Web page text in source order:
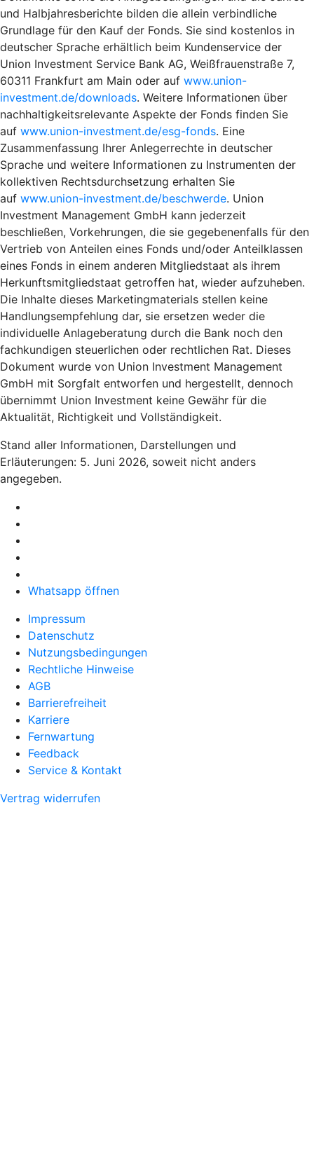
und Halbjahresberichte bilden die allein verbindliche
Grundlage für den Kauf der Fonds. Sie sind kostenlos in
deutscher Sprache erhältlich beim Kundenservice der
Union Investment Service Bank AG, Weißfrauenstraße 7,
60311 Frankfurt am Main oder auf www.union-
investment.de/downloads. Weitere Informationen über
nachhaltigkeitsrelevante Aspekte der Fonds finden Sie
auf www.union-investment.de/esg-fonds. Eine
Zusammenfassung Ihrer Anlegerrechte in deutscher
Sprache und weitere Informationen zu Instrumenten der
kollektiven Rechtsdurchsetzung erhalten Sie
auf www.union-investment.de/beschwerde. Union
Investment Management GmbH kann jederzeit
beschließen, Vorkehrungen, die sie gegebenenfalls für den
Vertrieb von Anteilen eines Fonds und/oder Anteilklassen
eines Fonds in einem anderen Mitgliedstaat als ihrem
Herkunftsmitgliedstaat getroffen hat, wieder aufzuheben.
Die Inhalte dieses Marketingmaterials stellen keine
Handlungsempfehlung dar, sie ersetzen weder die
individuelle Anlageberatung durch die Bank noch den
fachkundigen steuerlichen oder rechtlichen Rat. Dieses
Dokument wurde von Union Investment Management
GmbH mit Sorgfalt entworfen und hergestellt, dennoch
übernimmt Union Investment keine Gewähr für die
Aktualität, Richtigkeit und Vollständigkeit.
Stand aller Informationen, Darstellungen und
Erläuterungen: 5. Juni 2026, soweit nicht anders
angegeben.
Whatsapp öffnen
Impressum
Datenschutz
Nutzungsbedingungen
Rechtliche Hinweise
AGB
Barrierefreiheit
Karriere
Fernwartung
Feedback
Service & Kontakt
Vertrag widerrufen